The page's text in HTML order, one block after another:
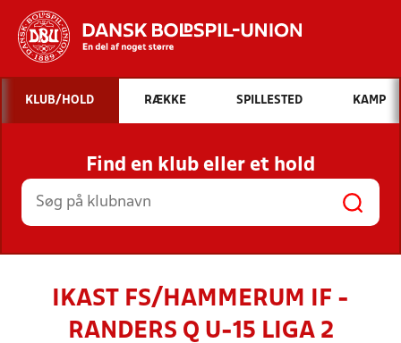
Hvad vil du søge efter?
INDHOLD OG NYHEDER
STILLINGER, RESULTATER, KLUBBER OG
HOLD
KLUB/HOLD RÆKKE SPILLESTED KAMP
Find en klub eller et hold
IKAST FS/HAMMERUM IF -
RANDERS Q U-15 LIGA 2